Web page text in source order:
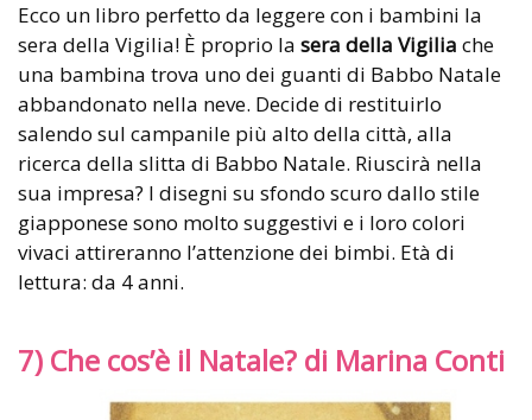
Ecco un libro perfetto da leggere con i bambini la
sera della Vigilia! È proprio la sera della Vigilia che
una bambina trova uno dei guanti di Babbo Natale
abbandonato nella neve. Decide di restituirlo
salendo sul campanile più alto della città, alla
ricerca della slitta di Babbo Natale. Riuscirà nella
sua impresa? I disegni su sfondo scuro dallo stile
giapponese sono molto suggestivi e i loro colori
vivaci attireranno l’attenzione dei bimbi. Età di
lettura: da 4 anni.
7) Che cos’è il Natale? di Marina Conti